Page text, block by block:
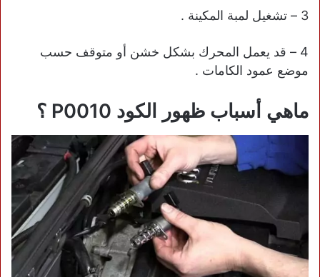
3 – تشغيل لمبة المكينة .
4 – قد يعمل المحرك بشكل خشن أو متوقف حسب
موضع عمود الكامات .
ماهي أسباب ظهور الكود P0010 ؟